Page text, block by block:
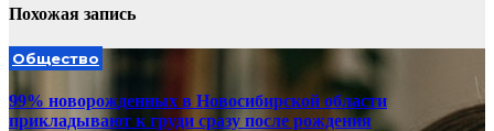
Похожая запись
Общество
99% новорожденных в Новосибирской области
прикладывают к груди сразу после рождения